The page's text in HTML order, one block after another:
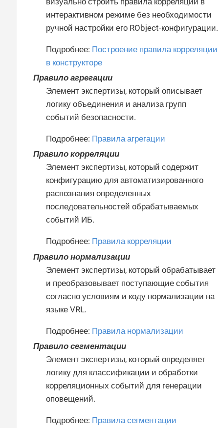
интерактивном режиме без необходимости
ручной настройки его RObject-конфигурации.
Подробнее: Построение правила корреляции
в конструкторе
Правило агрегации
Элемент экспертизы, который описывает
логику объединения и анализа групп
событий безопасности.
Подробнее: Правила агрегации
Правило корреляции
Элемент экспертизы, который содержит
конфигурацию для автоматизированного
распознания определенных
последовательностей обрабатываемых
событий ИБ.
Подробнее: Правила корреляции
Правило нормализации
Элемент экспертизы, который обрабатывает
и преобразовывает поступающие события
согласно условиям и коду нормализации на
языке VRL.
Подробнее: Правила нормализации
Правило сегментации
Элемент экспертизы, который определяет
логику для классификации и обработки
корреляционных событий для генерации
оповещений.
Подробнее: Правила сегментации